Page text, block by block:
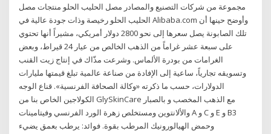
مجموعة من شركات التصنيع والمصادر مصل الحليب الحلو منتجات مصل
الحليب الحلو رخيصة وذات جودة عالية في Alibaba.com وأوضح حينها أن
تلك الصابونة يصل سعرها إلى نحو 2800 دولار أمريكي، مشيراً أنها تحتوي
على سبعة عشر غراماً من الذهب الخالص من عيار 24 قيراط، وبعض
الغرامات من بودرة الألماس. وشرعت مذّاك في إنتاج زيت القنب
وتسويقه تجارياً، ساعية إلى الإفادة من صناعة عالمية تبلغ قيمتها مليارات
الدولارات، حسب ما ذكرته «وكالة الصحافة الفرنسية». قناع الوجه
الكولاجين الخاص بنا من GlySkinCare مع الذهب المخصب و بالصبار
والألانتوين ومستخلص زهرة الورد الفرنسي وفيتامينات A و C و E و B3
وحمض الهيالورونيك المرطب بقوة. فوائد: يرطب بعمق يضيء